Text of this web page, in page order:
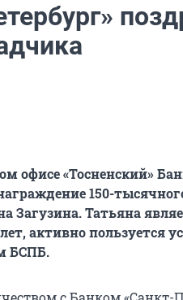
офисе «Тосненский»
150-
Загузина. Татьяна
активно пользуется
БСПБ.